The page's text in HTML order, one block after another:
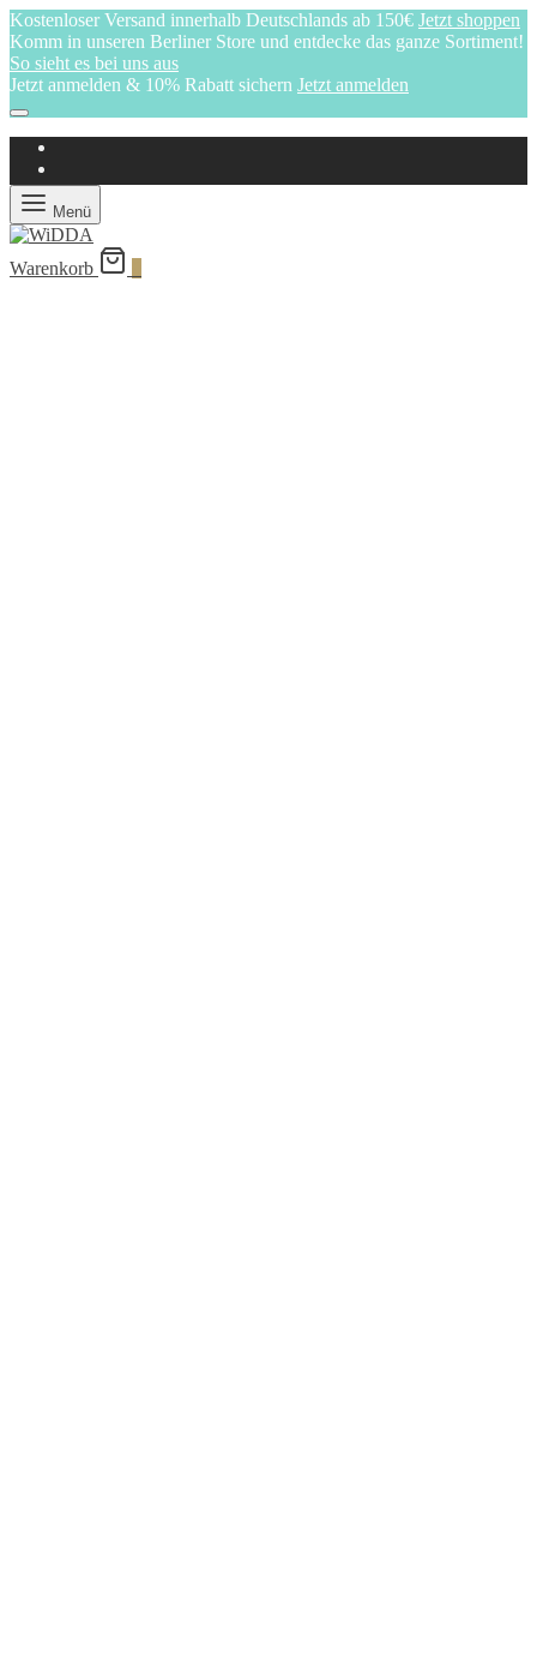
Kostenloser Versand innerhalb Deutschlands ab 150€ Jetzt shoppen
Komm in unseren Berliner Store und entdecke das ganze Sortiment!
So sieht es bei uns aus
Jetzt anmelden & 10% Rabatt sichern Jetzt anmelden
Menü
Warenkorb